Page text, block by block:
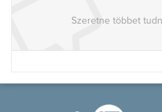
Szeretne többet